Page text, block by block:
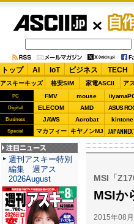
自作
トップ AI IoT ビジネス TECH
アスキーキッズ 格安SIM 家電ASCII ア
PC FMV mouse
Digital ELECOM AMD ASUS
Business JAWS Acrobat kintone
Special マカフィー キヤノンMJ
MSI「
MSIか
2015年08
注目ニュース
週刊アスキー特別
編集 週アス
2026August